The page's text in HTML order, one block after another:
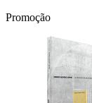
Promoção